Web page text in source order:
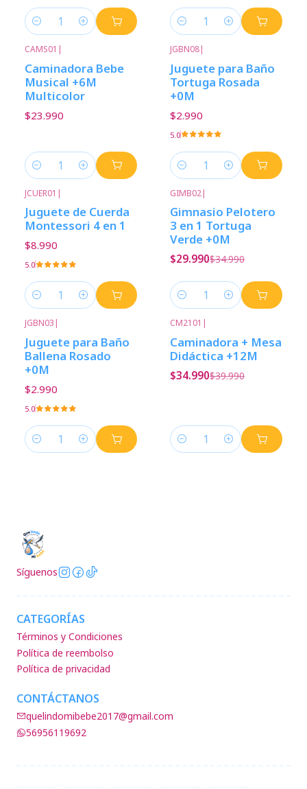
Cantidad Cantidad
CAMS01 |
Caminadora Bebe
Musical +6M
Multicolor
$23.990
Cantidad
JGBN08|
Juguete para Baño
Tortuga Rosada
+0M
$2.990
5.0
Cantidad
JCUER01 |
Juguete de Cuerda
Montessori 4 en 1
$8.990
5.0
Cantidad
GIMB02|
Gimnasio Pelotero
3 en 1 Tortuga
Verde +0M
$29.990$34.990
Cantidad
JGBN03 |
Juguete para Baño
Ballena Rosado
+0M
$2.990
5.0
Cantidad
CM2101 |
Caminadora + Mesa
Didáctica +12M
$34.990$39.990
Cantidad
Síguenos
CATEGORÍAS
Términos y Condiciones
Política de reembolso
Política de privacidad
CONTÁCTANOS
quelindomibebe2017@gmail.com
56956119692